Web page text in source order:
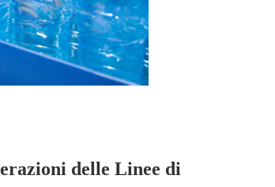
delle Linee di